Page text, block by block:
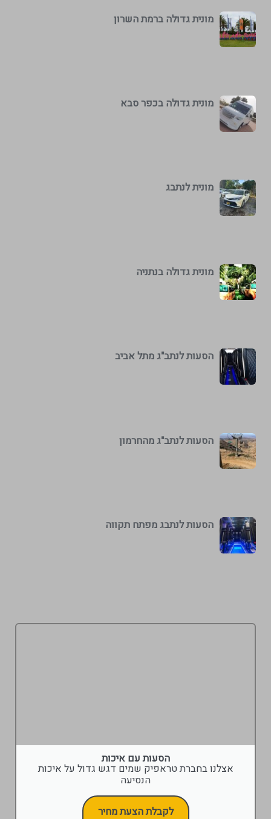
מונית גדולה ברמת השרון
מונית גדולה בכפר סבא
מונית לנתבג
מונית גדולה בנתניה
הסעות לנתב"ג מתל אביב
הסעות לנתב"ג מהחרמון
הסעות לנתבג מפתח תקווה
הסעות עם איכות
אצלנו בחברת טראפיק שמים דגש גדול על איכות
הנסיעה
לקבלת הצעת מחיר